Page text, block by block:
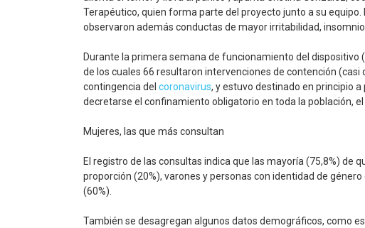
Terapéutico, quien forma parte del proyecto junto a su
observaron además conductas de mayor irritabilidad,
Durante la primera semana de funcionamiento del dispositivo
de los cuales 66 resultaron intervenciones de contención
contingencia del coronavirus, y estuvo destinado en principio
decretarse el confinamiento obligatorio en toda la población,
Mujeres, las que más consultan
El registro de las consultas indica que las mayoría (75,8%) de
proporción (20%), varones y personas con identidad de
(60%).
También se desagregan algunos datos demográficos, como